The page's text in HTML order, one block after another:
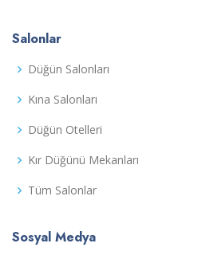
Salonlar
Düğün Salonları
Kına Salonları
Düğün Otelleri
Kır Düğünü Mekanları
Tüm Salonlar
Sosyal Medya